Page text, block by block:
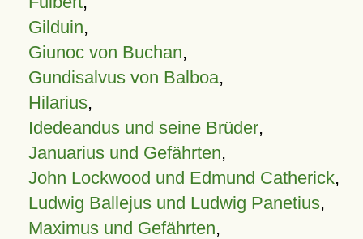
Gilduin,
Giunoc von Buchan,
Gundisalvus von Balboa,
Hilarius,
Idedeandus und seine Brüder,
Januarius und Gefährten,
John Lockwood und Edmund Catherick,
Ludwig Ballejus und Ludwig Panetius,
Maximus und Gefährten,